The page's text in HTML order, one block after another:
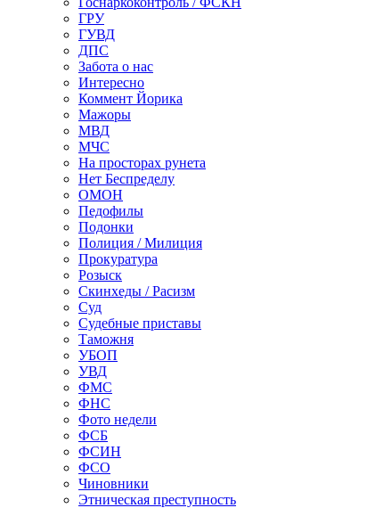
ГРУ
ГУВД
ДПС
Забота о нас
Интересно
Коммент Йорика
Мажоры
МВД
МЧС
На просторах рунета
Нет Беспределу
ОМОН
Педофилы
Подонки
Полиция / Милиция
Прокуратура
Розыск
Скинхеды / Расизм
Суд
Судебные приставы
Таможня
УБОП
УВД
ФМС
ФНС
Фото недели
ФСБ
ФСИН
ФСО
Чиновники
Этническая преступность